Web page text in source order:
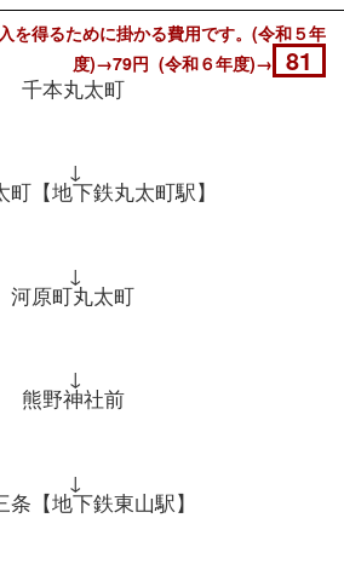
を得るために掛かる費用です。(令和５年
度)→79円 (令和６年度)→ 81
千本丸太町
↓
町【地下鉄丸太町駅】
↓
河原町丸太町
↓
熊野神社前
↓
条【地下鉄東山駅】